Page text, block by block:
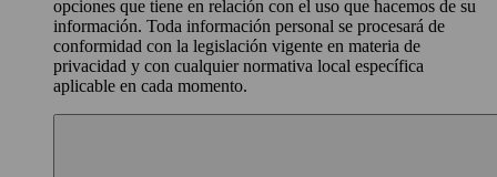
opciones que tiene en relación con el uso que hacemos de su
información. Toda información personal se procesará de
conformidad con la legislación vigente en materia de
privacidad y con cualquier normativa local específica
aplicable en cada momento.